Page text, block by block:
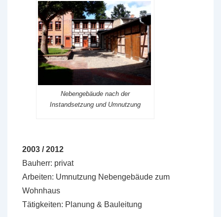
Nebengebäude nach der
Instandsetzung und Umnutzung
2003 / 2012
Bauherr: privat
Arbeiten: Umnutzung Nebengebäude zum
Wohnhaus
Tätigkeiten: Planung & Bauleitung